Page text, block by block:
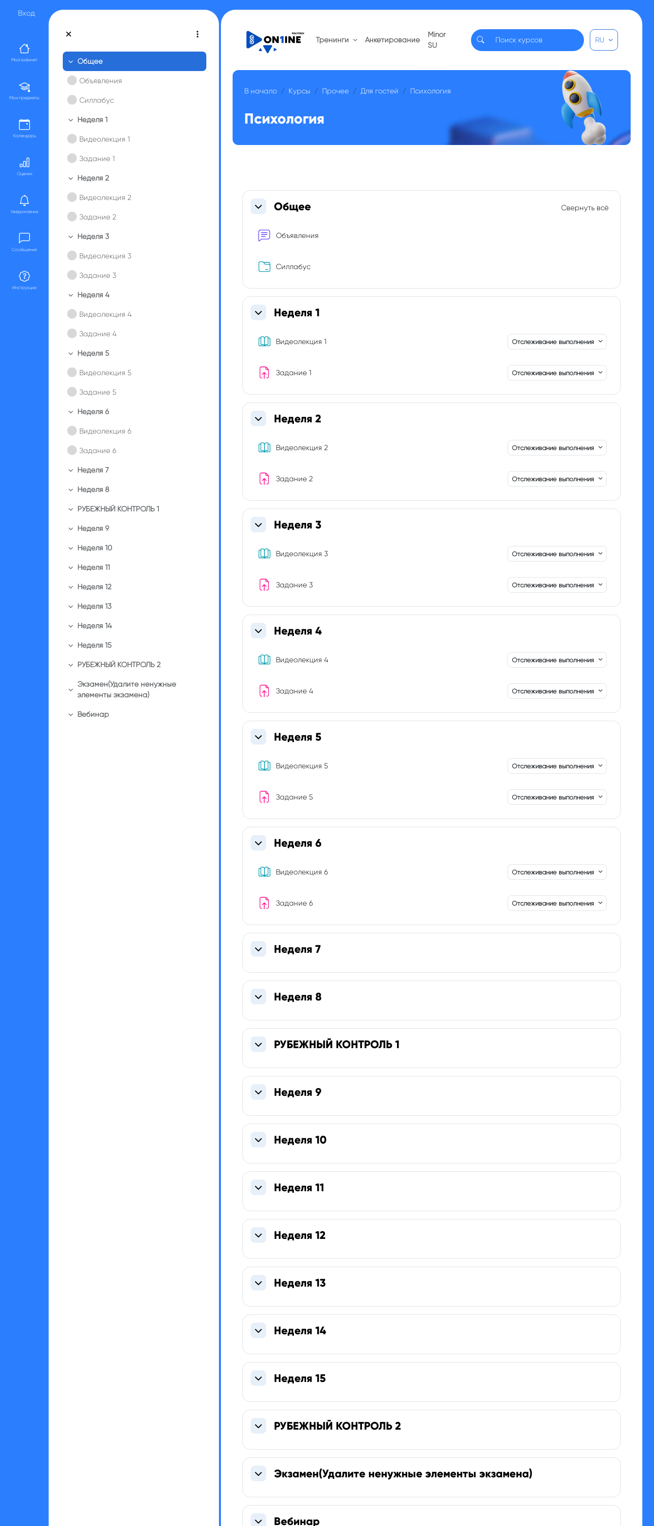
Вход
Мой кабинет
Мои предметы
Календарь
Оценки
Уведомления
Сообщения
Инструкции
Свернуть
Общее
Объявления
Силлабус
Свернуть
Неделя 1
Видеолекция 1
Задание 1
Свернуть
Неделя 2
Видеолекция 2
Задание 2
Свернуть
Неделя 3
Видеолекция 3
Задание 3
Свернуть
Неделя 4
Видеолекция 4
Задание 4
Свернуть
Неделя 5
Видеолекция 5
Задание 5
Свернуть
Неделя 6
Видеолекция 6
Задание 6
Свернуть
Неделя 7
Свернуть
Неделя 8
Свернуть
РУБЕЖНЫЙ КОНТРОЛЬ 1
Свернуть
Неделя 9
Свернуть
Неделя 10
Свернуть
Неделя 11
Свернуть
Неделя 12
Свернуть
Неделя 13
Свернуть
Неделя 14
Свернуть
Неделя 15
Свернуть
РУБЕЖНЫЙ КОНТРОЛЬ 2
Свернуть
Экзамен(Удалите ненужные
элементы экзамена)
Свернуть
Вебинар
Тренинги Анкетирование
Minor
SU
RU
В начало Курсы Прочее Для гостей Психология
Психология
Section outline
СвернутьОбщее Свернуть всё
Объявления
СиллабусПапка
СвернутьНеделя 1
Видеолекция 1 Отслеживание выполнения
Задание 1 Отслеживание выполнения
СвернутьНеделя 2
Видеолекция 2 Отслеживание выполнения
Задание 2 Отслеживание выполнения
СвернутьНеделя 3
Видеолекция 3Книга Отслеживание выполнения
Задание 3 Отслеживание выполнения
СвернутьНеделя 4
Видеолекция 4Книга Отслеживание выполнения
Задание 4 Отслеживание выполнения
СвернутьНеделя 5
Видеолекция 5Книга Отслеживание выполнения
Задание 5 Отслеживание выполнения
СвернутьНеделя 6
Видеолекция 6Книга Отслеживание выполнения
Задание 6 Отслеживание выполнения
СвернутьНеделя 7
СвернутьНеделя 8
СвернутьРУБЕЖНЫЙ КОНТРОЛЬ 1
СвернутьНеделя 9
СвернутьНеделя 10
СвернутьНеделя 11
СвернутьНеделя 12
СвернутьНеделя 13
СвернутьНеделя 14
СвернутьНеделя 15
СвернутьРУБЕЖНЫЙ КОНТРОЛЬ 2
СвернутьЭкзамен(Удалите ненужные элементы экзамена)
Вебинар